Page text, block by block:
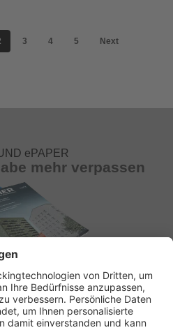
3 4 5 Next
ePAPER
mehr verpassen
ANFORDERN